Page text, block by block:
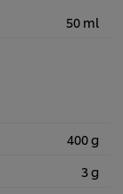
50 ml
400 g
3 g